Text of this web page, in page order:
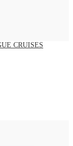
CRUISES